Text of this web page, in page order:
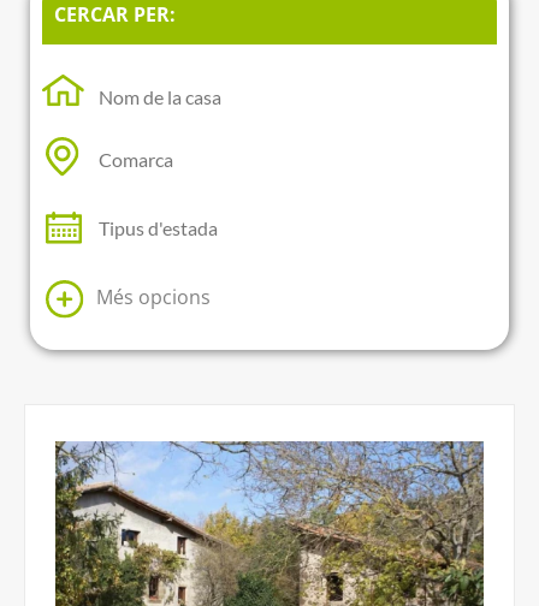
CERCAR PER:
Més opcions